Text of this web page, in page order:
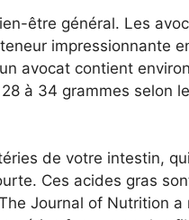
être général. Les
impressionnante
avocat contient
à 34 grammes selon
de votre intestin,
Ces acides gras
Journal of Nutrition a